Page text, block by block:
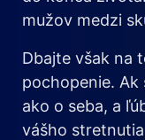
mužov medzi
Dbajte však na
pochopenie.
ako o seba, a
vášho